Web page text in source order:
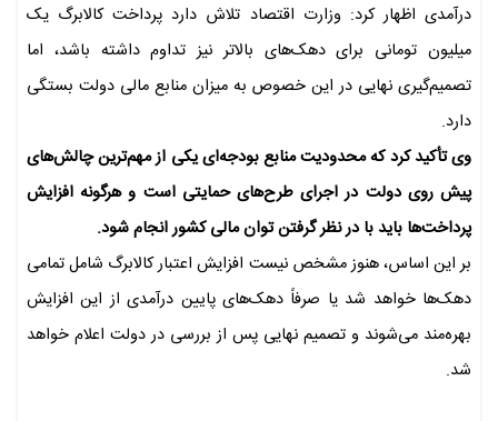
درآمدی اظهار کرد: وزارت اقتصاد تلاش دارد پرداخت کالابرگ یک
میلیون تومانی برای دهک‌های بالاتر نیز تداوم داشته باشد، اما
تصمیم‌گیری نهایی در این خصوص به میزان منابع مالی دولت بستگی
دارد.
وی تأکید کرد که محدودیت منابع بودجه‌ای یکی از مهم‌ترین چالش‌های
پیش روی دولت در اجرای طرح‌های حمایتی است و هرگونه افزایش
پرداخت‌ها باید با در نظر گرفتن توان مالی کشور انجام شود.
بر این اساس، هنوز مشخص نیست افزایش اعتبار کالابرگ شامل تمامی
دهک‌ها خواهد شد یا صرفاً دهک‌های پایین درآمدی از این افزایش
بهره‌مند می‌شوند و تصمیم نهایی پس از بررسی در دولت اعلام خواهد
شد.